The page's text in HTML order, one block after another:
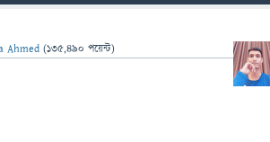
Ahmed (135,490 পয়েন্ট)